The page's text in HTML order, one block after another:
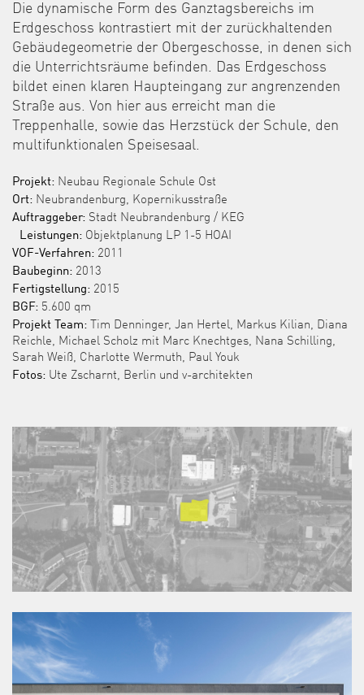
Die dynamische Form des Ganztagsbereichs im
Erdgeschoss kontrastiert mit der zurückhaltenden
Gebäudegeometrie der Obergeschosse, in denen sich
die Unterrichtsräume befinden. Das Erdgeschoss
bildet einen klaren Haupteingang zur angrenzenden
Straße aus. Von hier aus erreicht man die
Treppenhalle, sowie das Herzstück der Schule, den
multifunktionalen Speisesaal.
Projekt: Neubau Regionale Schule Ost
Ort: Neubrandenburg, Kopernikusstraße
Auftraggeber: Stadt Neubrandenburg / KEG
Leistungen: Objektplanung LP 1-5 HOAI
VOF-Verfahren: 2011
Baubeginn: 2013
Fertigstellung: 2015
BGF: 5.600 qm
Projekt Team: Tim Denninger, Jan Hertel, Markus Kilian, Diana
Reichle, Michael Scholz mit Marc Knechtges, Nana Schilling,
Sarah Weiß, Charlotte Wermuth, Paul Youk
Fotos: Ute Zscharnt, Berlin und v-architekten